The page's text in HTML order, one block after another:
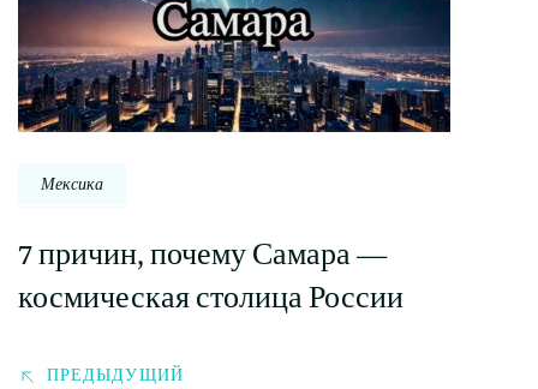
записи
Мексика
7 причин, почему Самара —
космическая столица России
ПРЕДЫДУЩИЙ